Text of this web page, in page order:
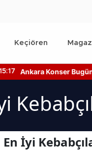
Keçiören
Ankara Konser Bugün
2026 Kimler Sahnede?
İyi